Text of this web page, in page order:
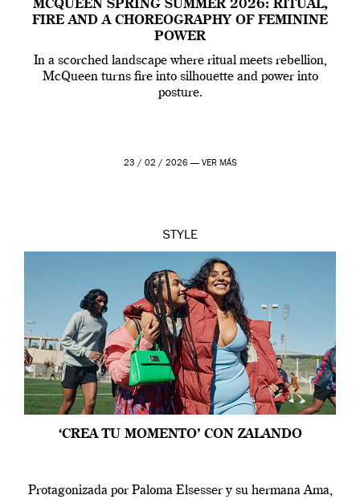
MCQUEEN SPRING SUMMER 2026: RITUAL,
FIRE AND A CHOREOGRAPHY OF FEMININE
POWER
In a scorched landscape where ritual meets rebellion,
McQueen turns fire into silhouette and power into
posture.
23 / 02 / 2026 — VER MÁS
STYLE
‘CREA TU MOMENTO’ CON ZALANDO
Protagonizada por Paloma Elsesser y su hermana Ama,